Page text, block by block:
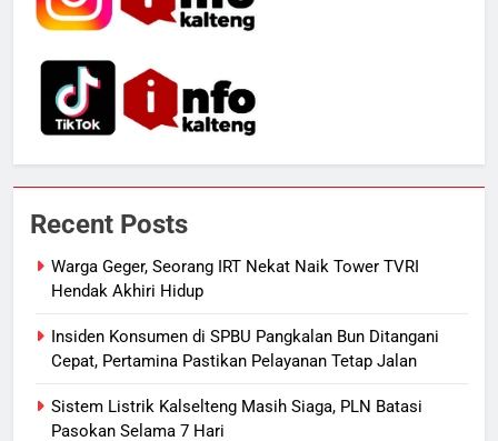
Recent Posts
Warga Geger, Seorang IRT Nekat Naik Tower TVRI
Hendak Akhiri Hidup
Insiden Konsumen di SPBU Pangkalan Bun Ditangani
Cepat, Pertamina Pastikan Pelayanan Tetap Jalan
Sistem Listrik Kalselteng Masih Siaga, PLN Batasi
Pasokan Selama 7 Hari
6
Segera Tuntaskan Pemadaman
Listrik di Kalsel-Teng
NUSANTARA
Warga Indonesia, Ada Uzumaki, D.
Luffy, Shinchan, hingga Doraemon
NUSANTARA
8
Tak Ada Lagi Pajak Terlewat, GIS
ECONOMY